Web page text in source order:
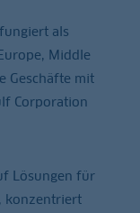
als
Middle
Geschäfte mit
Corporation
Lösungen für
konzentriert